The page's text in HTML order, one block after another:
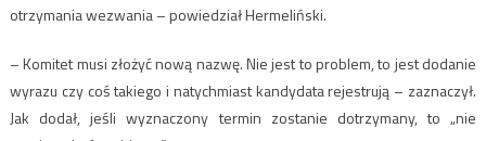
otrzymania wezwania – powiedział Hermeliński.
– Komitet musi złożyć nową nazwę. Nie jest to problem, to jest dodanie
wyrazu czy coś takiego i natychmiast kandydata rejestrują – zaznaczył.
Jak dodał, jeśli wyznaczony termin zostanie dotrzymany, to „nie